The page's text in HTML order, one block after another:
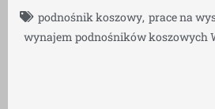
podnośnik koszowy, prace na
wynajem podnośników koszowych